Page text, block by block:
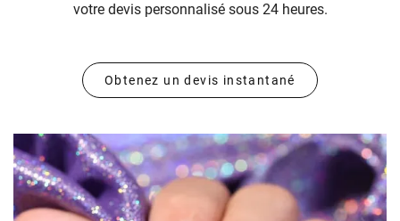
votre devis personnalisé sous 24 heures.
Obtenez un devis instantané